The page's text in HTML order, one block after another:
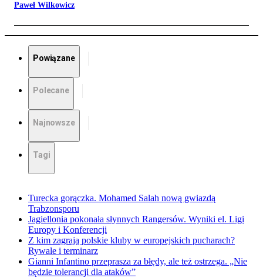
Paweł Wilkowicz
Powiązane
Polecane
Najnowsze
Tagi
Turecka gorączka. Mohamed Salah nową gwiazdą
Trabzonsporu
Jagiellonia pokonała słynnych Rangersów. Wyniki el. Ligi
Europy i Konferencji
Z kim zagrają polskie kluby w europejskich pucharach?
Rywale i terminarz
Gianni Infantino przeprasza za błędy, ale też ostrzega. „Nie
będzie tolerancji dla ataków”